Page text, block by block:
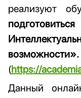
реализуют
возможности».
(https://
Данный